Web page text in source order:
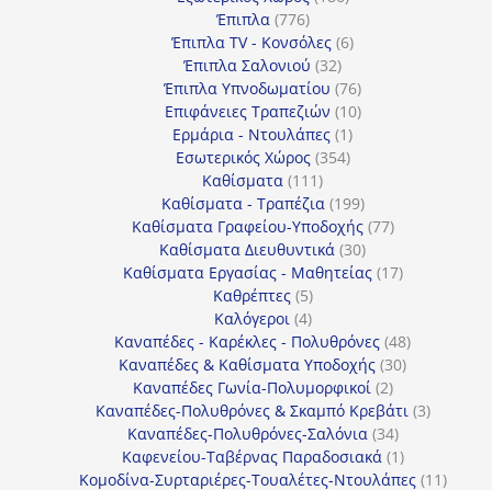
Έπιπλα 776776
προϊόντα
Έπιπλα TV - Κονσόλες 66
Έπιπλα Σαλονιού 3232
προϊόντα
Έπιπλα Υπνοδωματίου 7676
προϊόντα
Επιφάνειες Τραπεζιών 1010
Ερμάρια - Ντουλάπες 11
προϊόν
Εσωτερικός Χώρος 354354
Καθίσματα 111111
προϊόντα
Καθίσματα - Τραπέζια 199199
προϊόντα
Καθίσματα Γραφείου-Υποδοχής 7777
Καθίσματα Διευθυντικά 3030
προϊόντα
Καθίσματα Εργασίας - Μαθητείας 1717
Καθρέπτες 55
προϊόντα
Καλόγεροι 44
προϊόντα
Καναπέδες - Καρέκλες - Πολυθρόνες 4848
προϊόντα
Καναπέδες & Καθίσματα Υποδοχής 3030
Καναπέδες Γωνία-Πολυμορφικοί 22
προϊόντα
Καναπέδες-Πολυθρόνες & Σκαμπό Κρεβάτι 33
Καναπέδες-Πολυθρόνες-Σαλόνια 3434
προϊόντα
Καφενείου-Ταβέρνας Παραδοσιακά 11
προϊόν
Κομοδίνα-Συρταριέρες-Τουαλέτες-Ντουλάπες 1111